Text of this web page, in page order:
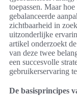
toepassen. Maar
gebalanceerde
zichtbaarheid in
uitzonderlijke
artikel onderzoekt
van deze twee
een succesvolle
gebruikerservaring
De basisprincipes